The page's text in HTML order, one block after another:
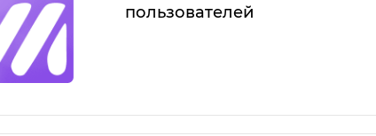
пользователей